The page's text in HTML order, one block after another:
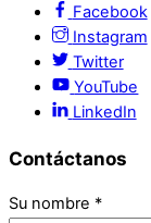
Facebook
Instagram
Twitter
YouTube
LinkedIn
Contáctanos
Su nombre *